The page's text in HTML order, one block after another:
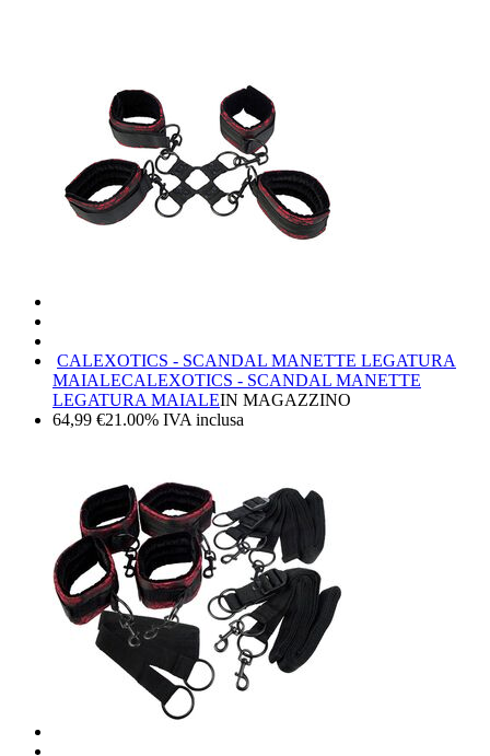
CALEXOTICS - SCANDAL MANETTE LEGATURA
MAIALECALEXOTICS - SCANDAL MANETTE
LEGATURA MAIALEIN MAGAZZINO
64,99 €21.00% IVA inclusa